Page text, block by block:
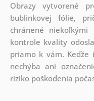
Obrazy vytvorené
bublinkovej fólie,
chránené niekoľkými
kontrole kvality
priamo k vám.
nechýba ani
riziko poškodenia